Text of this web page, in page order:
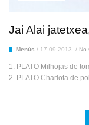
Jai Alai
Menús / 17-09-2013 / No
1. PLATO Milhojas de
2. PLATO Charlota de